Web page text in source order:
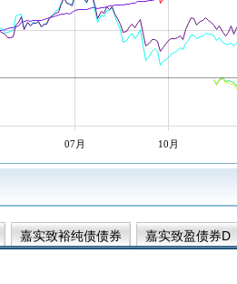
07月 10月
嘉实致裕纯债债券 嘉实致盈债券D